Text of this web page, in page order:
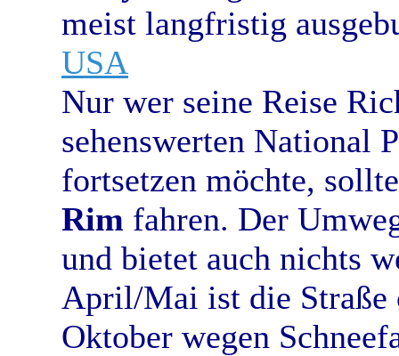
meist langfristig
USA
Nur wer seine Reise
sehenswerten National
fortsetzen möchte,
Rim fahren. Der
und bietet auch nichts
April/Mai ist die Straße
Oktober wegen